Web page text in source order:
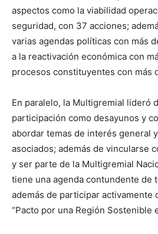
aspectos como la viabilidad
seguridad, con 37 acciones;
varias agendas políticas con más
a la reactivación económica con
procesos constituyentes con más
En paralelo, la Multigremial lideró
participación como desayunos y
abordar temas de interés general
asociados; además de vincularse
y ser parte de la Multigremial
tiene una agenda contundente de
además de participar activamente
“Pacto por una Región Sostenible